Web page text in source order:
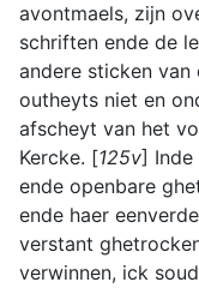
avontmaels, zijn
schriften ende de
andere sticken
outheyts niet en
afscheyt van het
Kercke. [125v] Inde
ende openbare
ende haer
verstant
verwinnen, ick